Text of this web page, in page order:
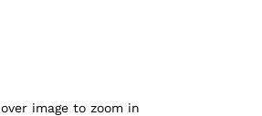
image to zoom in